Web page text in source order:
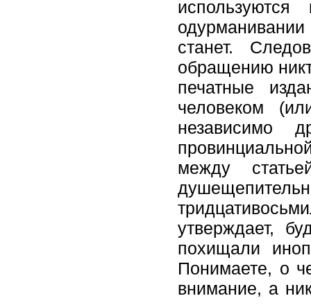
станет.
обращению
печатные
человеком
независимо
между
утверждает,
похищали
Понимаете, о
внимание, а